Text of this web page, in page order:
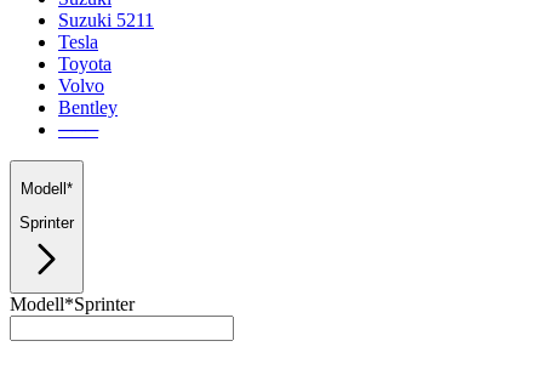
Suzuki 5211
Tesla
Toyota
Volvo
Bentley
───
Modell*
Sprinter
Modell*Sprinter